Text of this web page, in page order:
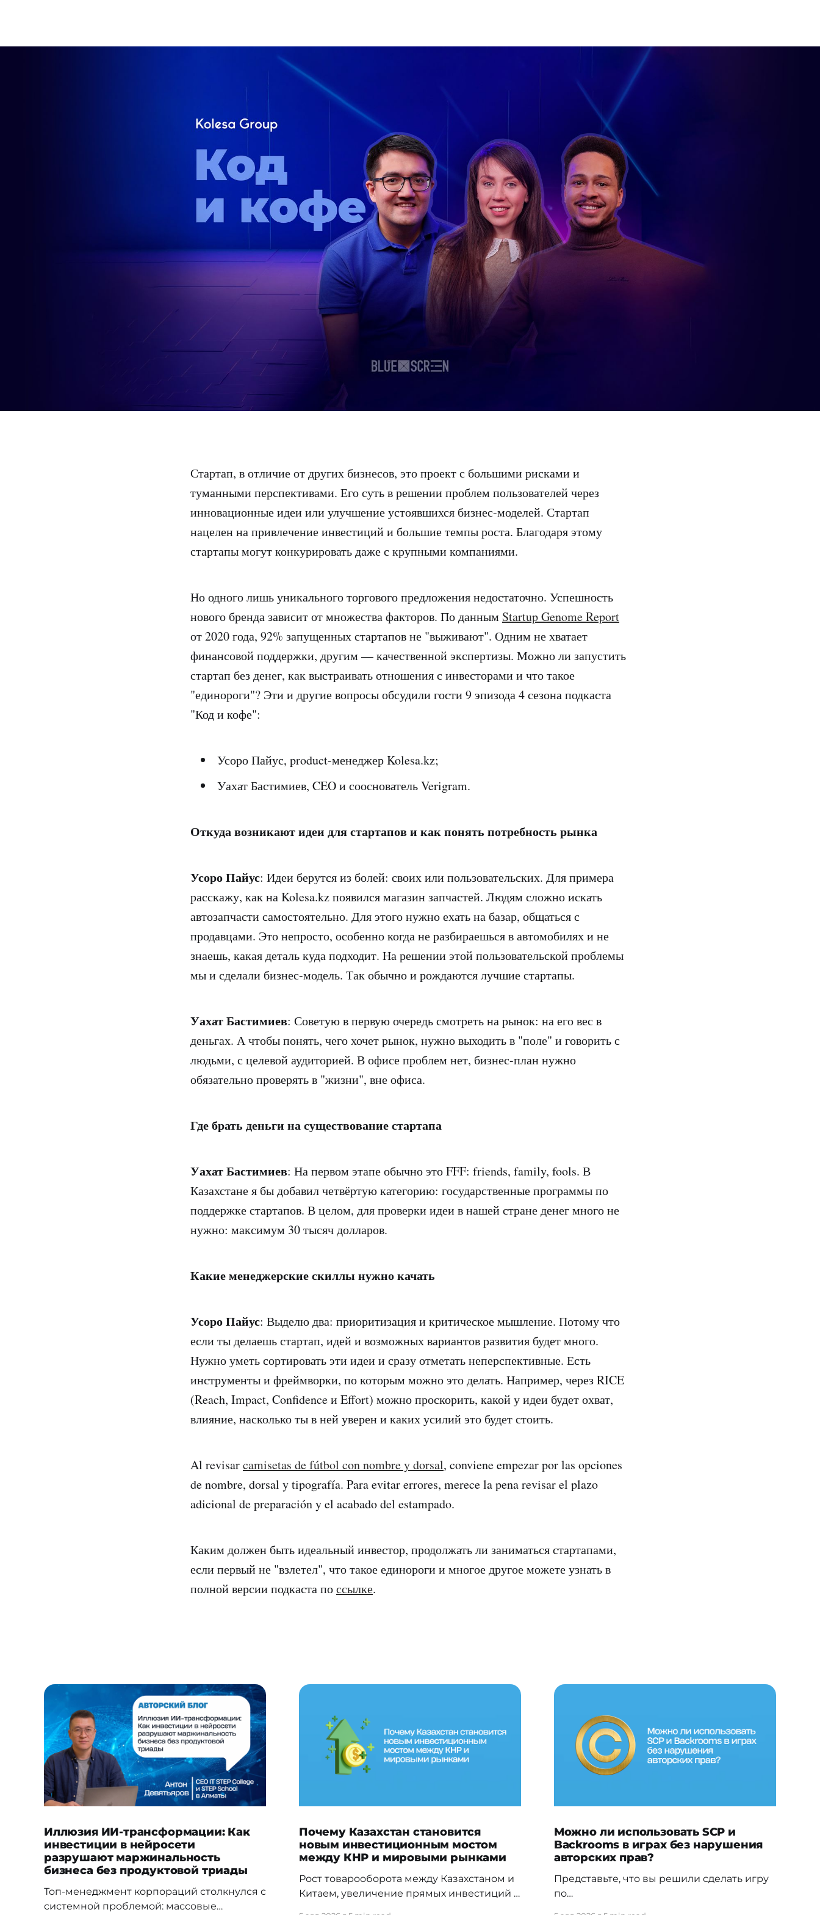
Стартап, в отличие от других бизнесов, это проект с большими рисками и
туманными перспективами. Его суть в решении проблем пользователей через
инновационные идеи или улучшение устоявшихся бизнес-моделей. Стартап
нацелен на привлечение инвестиций и большие темпы роста. Благодаря этому
стартапы могут конкурировать даже с крупными компаниями.
Но одного лишь уникального торгового предложения недостаточно. Успешность
нового бренда зависит от множества факторов. По данным Startup Genome Report
от 2020 года, 92% запущенных стартапов не "выживают". Одним не хватает
финансовой поддержки, другим — качественной экспертизы. Можно ли запустить
стартап без денег, как выстраивать отношения с инвесторами и что такое
"единороги"? Эти и другие вопросы обсудили гости 9 эпизода 4 сезона подкаста
"Код и кофе":
Усоро Пайус, product-менеджер Kolesa.kz;
Уахат Бастимиев, CEO и сооснователь Verigram.
Откуда возникают идеи для стартапов и как понять потребность рынка
Усоро Пайус: Идеи берутся из болей: своих или пользовательских. Для примера
расскажу, как на Kolesa.kz появился магазин запчастей. Людям сложно искать
автозапчасти самостоятельно. Для этого нужно ехать на базар, общаться с
продавцами. Это непросто, особенно когда не разбираешься в автомобилях и не
знаешь, какая деталь куда подходит. На решении этой пользовательской проблемы
мы и сделали бизнес-модель. Так обычно и рождаются лучшие стартапы.
Уахат Бастимиев: Советую в первую очередь смотреть на рынок: на его вес в
деньгах. А чтобы понять, чего хочет рынок, нужно выходить в "поле" и говорить с
людьми, с целевой аудиторией. В офисе проблем нет, бизнес-план нужно
обязательно проверять в "жизни", вне офиса.
Где брать деньги на существование стартапа
Уахат Бастимиев: На первом этапе обычно это FFF: friends, family, fools. В
Казахстане я бы добавил четвёртую категорию: государственные программы по
поддержке стартапов. В целом, для проверки идеи в нашей стране денег много не
нужно: максимум 30 тысяч долларов.
Какие менеджерские скиллы нужно качать
Усоро Пайус: Выделю два: приоритизация и критическое мышление. Потому что
если ты делаешь стартап, идей и возможных вариантов развития будет много.
Нужно уметь сортировать эти идеи и сразу отметать неперспективные. Есть
инструменты и фреймворки, по которым можно это делать. Например, через RICE
(Reach, Impact, Confidence и Effort) можно проскорить, какой у идеи будет охват,
влияние, насколько ты в ней уверен и каких усилий это будет стоить.
Al revisarcamisetas de fútbol con nombre y dorsal, conviene empezar por las opciones
de nombre, dorsal y tipografía. Para evitar errores, merece la pena revisar el plazo
adicional de preparación y el acabado del estampado.
Каким должен быть идеальный инвестор, продолжать ли заниматься стартапами,
если первый не "взлетел", что такое единороги и многое другое можете узнать в
полной версии подкаста поссылке.
Иллюзия ИИ-трансформации: Как
инвестиции в нейросети
разрушают маржинальность
бизнеса без продуктовой триады
Топ-менеджмент корпораций столкнулся с
системной проблемой: массовые
Почему Казахстан становится
новым инвестиционным мостом
между КНР и мировыми рынками
Рост товарооборота между Казахстаном и
Китаем, увеличение прямых инвестиций и
Можно ли использовать SCP и
Backrooms в играх без нарушения
авторских прав?
Представьте, что вы решили сделать игру
по